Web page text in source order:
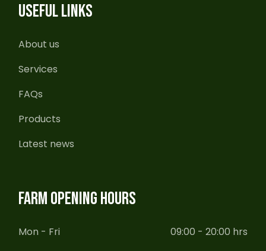
USEFUL LINKS
About us
Services
FAQs
Products
Latest news
FARM OPENING HOURS
Mon - Fri
09:00 - 20:00 hrs